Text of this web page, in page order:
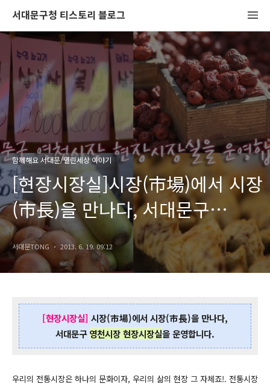
서대문구청 티스토리 블로그
함께해요 서대문/열린세상 이야기
[현장시장실]시장(市場)에서 시장
(市長)을 만나다, 서대문구
영천시장 현장시장실을
운영합니다.
서대문TONG 2013. 6. 19. 09:12
[현장시장실] 시장(市場)에서 시장(市長)을 만나다,
서대문구영천시장 현장시장실을 운영합니다.
우리의 전통시장은 하나의 문화이자, 우리의 삶의 현장 그 자체죠!. 전통시장